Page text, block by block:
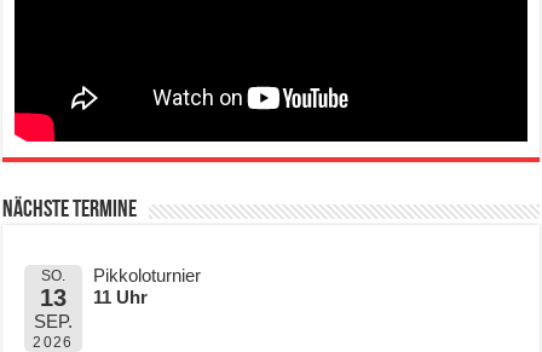
Nächste Termine
SO.
13
SEP.
2026
Pikkoloturnier
11 Uhr